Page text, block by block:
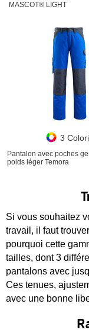
MASCOT® LIGHT
3
Pantalon avec poches
poids léger Temora
Si vous souhaitez
travail, il faut
pourquoi cette
tailles, dont 3
pantalons avec
Ces tenues,
avec une bonne